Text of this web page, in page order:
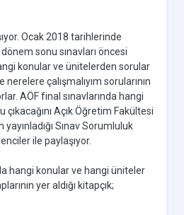
Ocak 2018 tarihlerinde
sonu sınavları öncesi
konular ve ünitelerden sorular
çalışmalıyım sorularının
AÖF final sınavlarında hangi
Açık Öğretim Fakültesi
Sınav Sorumluluk
ile paylaşıyor.
hangi konular ve hangi üniteler
yer aldığı kitapçık;